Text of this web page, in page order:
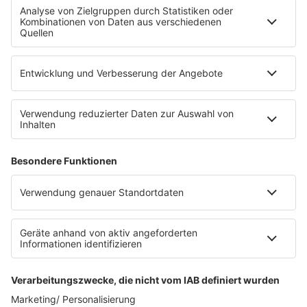
Fahrradparkhaus
Die Uniklinik Tübingen hat ein neues Fahrradparkhaus
eröffnet. Direkt an der Medizinischen Klinik bietet es
E-Bikes über eine Photovoltaikanlage auf dem …
Impressum
Datenschutzerklärung